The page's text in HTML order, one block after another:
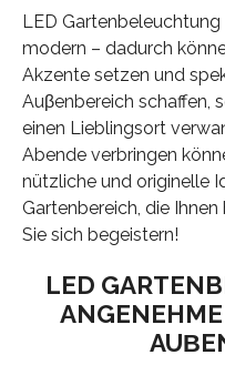
LED
modern – dadurch
Akzente setzen und
Auβenbereich schaffen,
einen Lieblingsort
Abende verbringen
nützliche und originelle
Gartenbereich, die
Sie sich begeistern!
LED